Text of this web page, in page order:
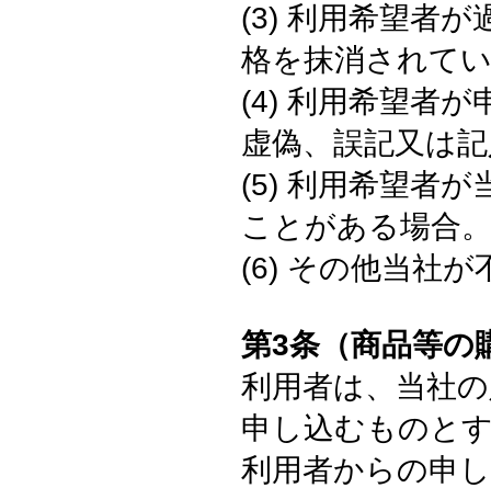
(3) 利用希望者が
格を抹消されて
(4) 利用希望者が
虚偽、誤記又は
(5) 利用希望者が
ことがある場合。
(6) その他当社が
第3条（商品等の
利用者は、当社
申し込むものと
利用者からの申